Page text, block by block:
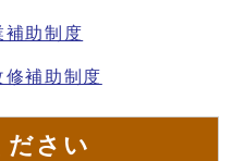
補助制度
修補助制度
ださい